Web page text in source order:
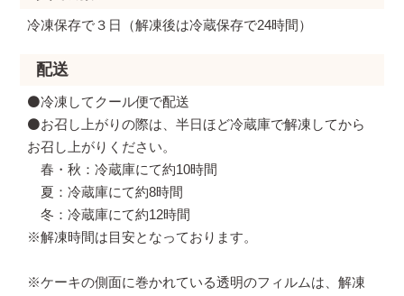
冷凍保存で３日（解凍後は冷蔵保存で24時間）
配送
⚫️冷凍してクール便で配送
⚫️お召し上がりの際は、半日ほど冷蔵庫で解凍してから
お召し上がりください。
春・秋：冷蔵庫にて約10時間
夏：冷蔵庫にて約8時間
冬：冷蔵庫にて約12時間
※解凍時間は目安となっております。
※ケーキの側面に巻かれている透明のフィルムは、解凍